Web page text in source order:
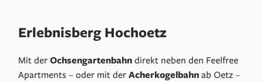
Erlebnisberg Hochoetz
Mit derOchsengartenbahndirekt neben den Feelfree
Apartments – oder mit derAcherkogelbahnab Oetz –